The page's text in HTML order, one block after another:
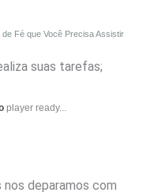
Fé que Você Precisa Assistir
suas tarefas;
player ready...
deparamos com